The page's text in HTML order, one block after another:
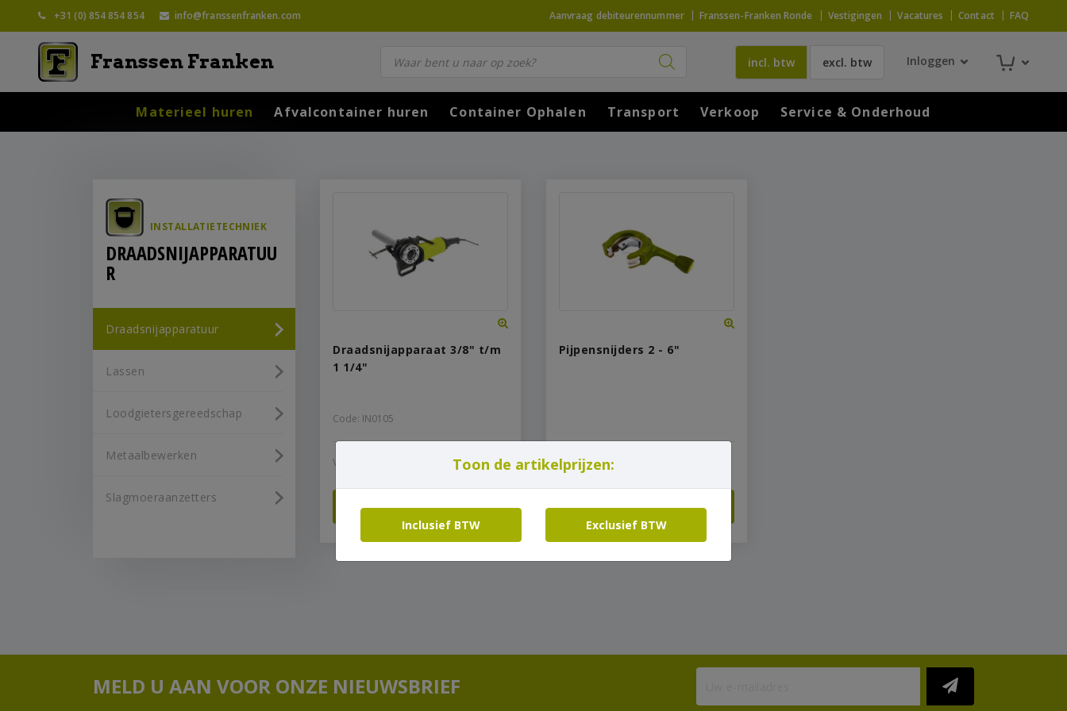
+31 (0) 854 854 854 info@franssenfranken.com Aanvraag debiteurennummer Franssen-Franken Ronde Vestigingen Vacatures Contact FAQ
Franssen Franken incl. btw excl. btw Inloggen
Materieel huren Afvalcontainer huren Container Ophalen Transport Verkoop Service & Onderhoud
INSTALLATIE­TECHNIEK
DRAADSNIJAPPARATUU
R
Draadsnijapparatuur
Lassen
Loodgietersgereedschap
Metaalbewerken
Slagmoeraanzetters
Draadsnijapparaat 3/8" t/m
1 1/4"
Code: IN0105
Vanaf 60,50 incl. btw
Bekijk product
Pijpensnijders 2 - 6"
Prijs op aanvraag
Bekijk product
MELD U AAN VOOR ONZE NIEUWSBRIEF
Toon de artikelprijzen:
Inclusief BTW Exclusief BTW